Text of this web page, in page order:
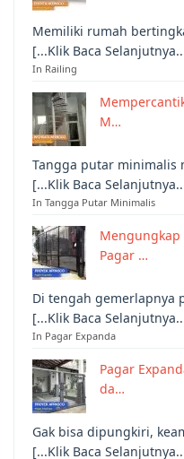
Memiliki rumah
[...Klik Baca
In Railing
M…
Tangga putar minimalis
[...Klik Baca
In Tangga Putar Minimalis
Mengungkap
Pagar …
Di tengah gemerlapnya
[...Klik Baca
In Pagar Expanda
Pagar
da…
Gak bisa dipungkiri,
[...Klik Baca